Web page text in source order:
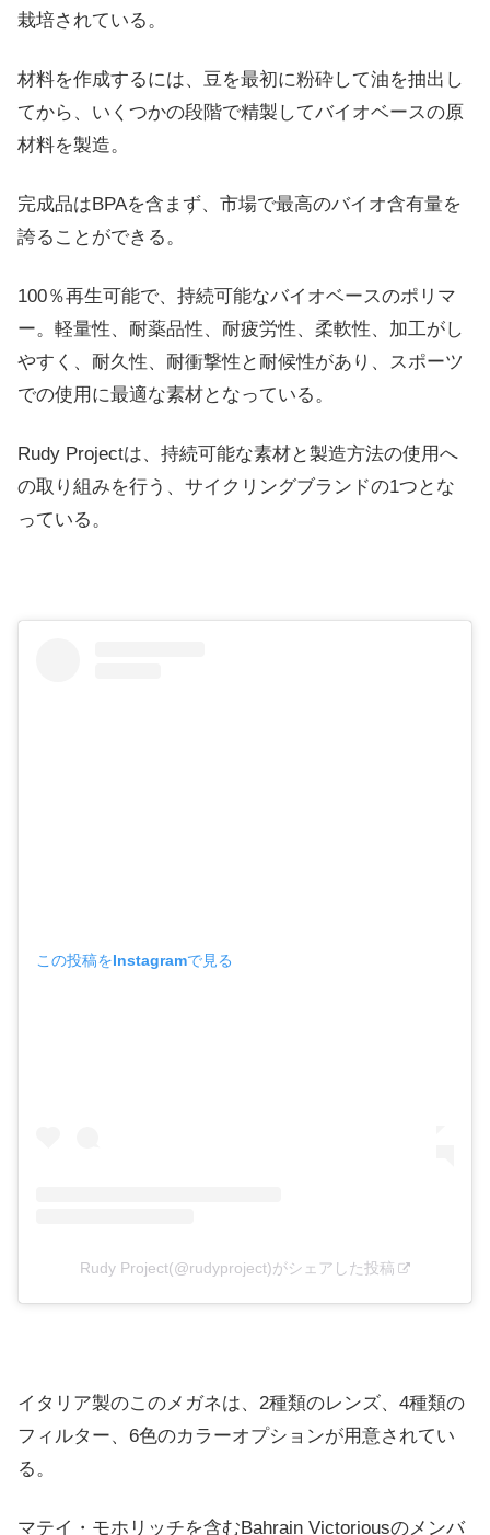
栽培されている。
材料を作成するには、豆を最初に粉砕して油を抽出し
てから、いくつかの段階で精製してバイオベースの原
材料を製造。
完成品はBPAを含まず、市場で最高のバイオ含有量を
誇ることができる。
100％再生可能で、持続可能なバイオベースのポリマ
ー。軽量性、耐薬品性、耐疲労性、柔軟性、加工がし
やすく、耐久性、耐衝撃性と耐候性があり、スポーツ
での使用に最適な素材となっている。
Rudy Projectは、持続可能な素材と製造方法の使用へ
の取り組みを行う、サイクリングブランドの1つとな
っている。
この投稿をInstagramで見る
Rudy Project(@rudyproject)がシェアした投稿
イタリア製のこのメガネは、2種類のレンズ、4種類の
フィルター、6色のカラーオプションが用意されてい
る。
マテイ・モホリッチを含むBahrain Victoriousのメンバ